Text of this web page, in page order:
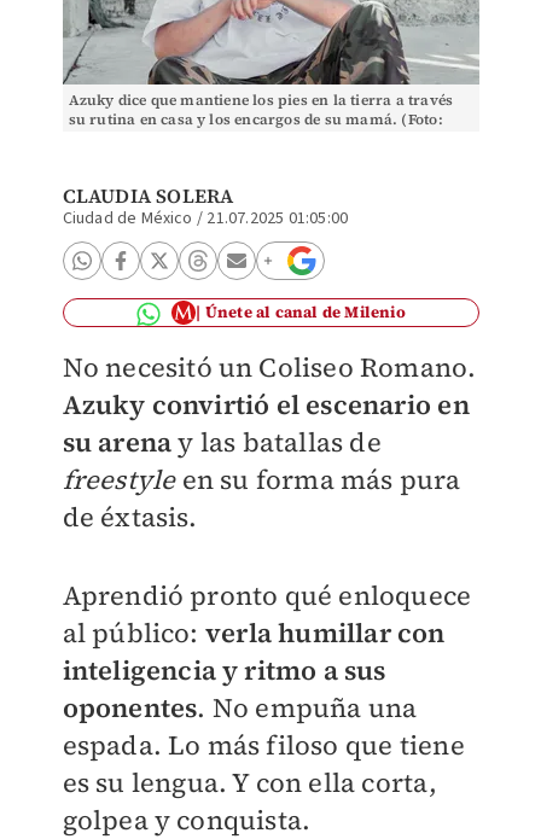
Azuky dice que mantiene los pies en la tierra a través
su rutina en casa y los encargos de su mamá. (Foto:
CLAUDIA SOLERA
Ciudad de México / 21.07.2025 01:05:00
Únete al canal de Milenio
No necesitó un Coliseo Romano.
Azuky convirtió el escenario en
su arenay las batallas de
freestyleen su forma más pura
de éxtasis.
Aprendió pronto qué enloquece
al público: verla humillar con
inteligencia y ritmo a sus
oponentes. No empuña una
espada. Lo más filoso que tiene
es su lengua. Y con ella corta,
golpea y conquista.